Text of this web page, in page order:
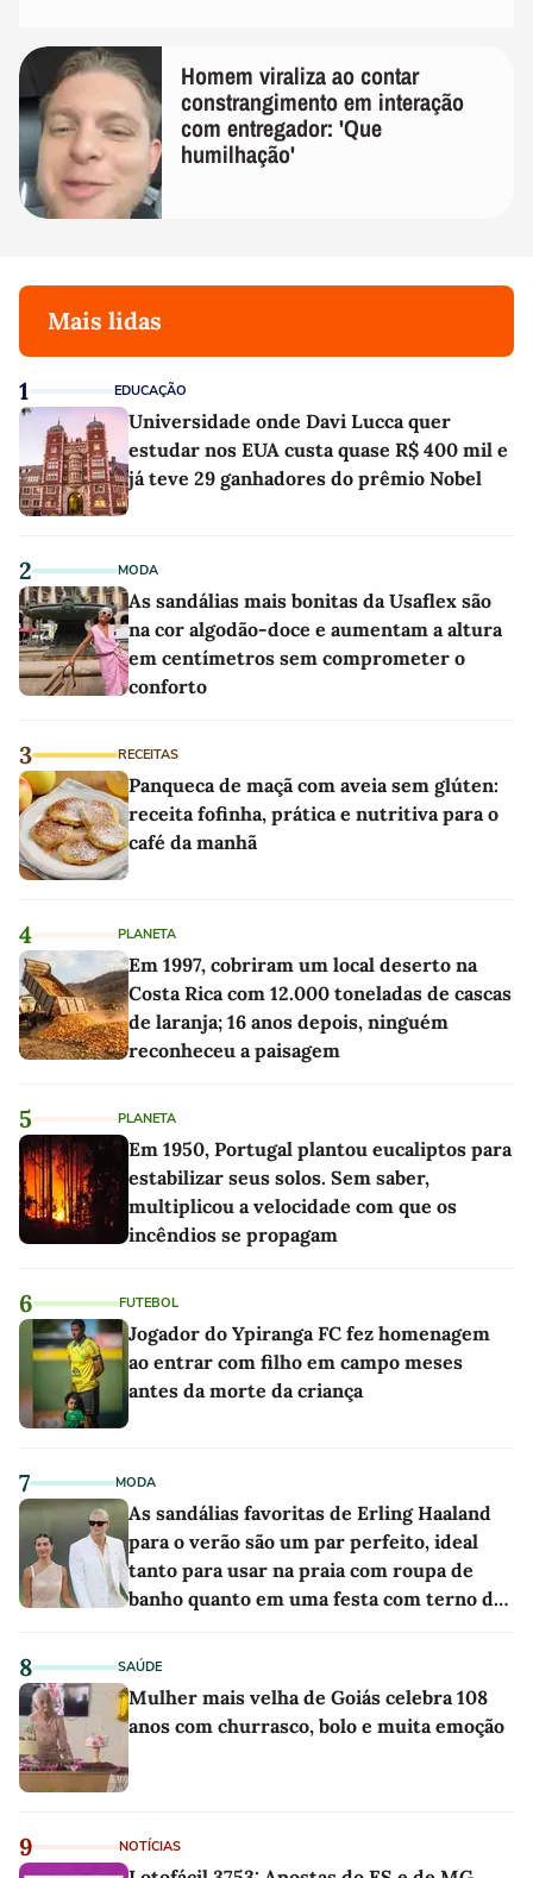
Homem viraliza ao contar
constrangimento em interação
com entregador: 'Que
humilhação'
Mais lidas
1 EDUCAÇÃO
Universidade onde Davi Lucca quer
estudar nos EUA custa quase R$ 400 mil e
já teve 29 ganhadores do prêmio Nobel
2 MODA
As sandálias mais bonitas da Usaflex são
na cor algodão-doce e aumentam a altura
em centímetros sem comprometer o
conforto
3 RECEITAS
Panqueca de maçã com aveia sem glúten:
receita fofinha, prática e nutritiva para o
café da manhã
4 PLANETA
Em 1997, cobriram um local deserto na
Costa Rica com 12.000 toneladas de cascas
de laranja; 16 anos depois, ninguém
reconheceu a paisagem
5 PLANETA
Em 1950, Portugal plantou eucaliptos para
estabilizar seus solos. Sem saber,
multiplicou a velocidade com que os
incêndios se propagam
6 FUTEBOL
Jogador do Ypiranga FC fez homenagem
ao entrar com filho em campo meses
antes da morte da criança
7 MODA
As sandálias favoritas de Erling Haaland
para o verão são um par perfeito, ideal
tanto para usar na praia com roupa de
banho quanto em uma festa com terno de
8 SAÚDE
Mulher mais velha de Goiás celebra 108
anos com churrasco, bolo e muita emoção
9 NOTÍCIAS